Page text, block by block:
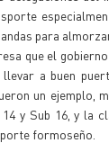
para
que el
a buen
un ejemplo,
y Sub 16, y la
formoseño.